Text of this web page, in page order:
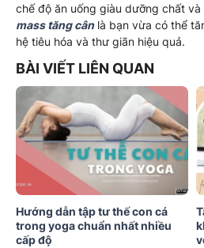
chế độ ăn uống giàu dưỡng chất
mass tăng cânlà bạn vừa có thể
hệ tiêu hóa và thư giãn hiệu quả.
BÀI VIẾT LIÊN QUAN
Hướng dẫn tập tư thế con cá
trong yoga chuẩn nhất nhiều
cấp độ